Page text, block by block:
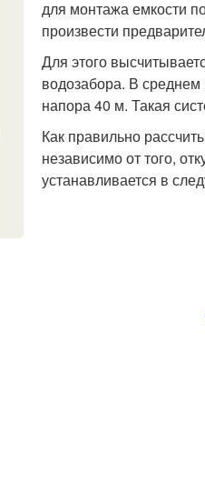
для монтажа емкости
произвести
Для этого
водозабора. В среднем
напора 40 м. Такая
Как правильно
независимо от того,
устанавливается в